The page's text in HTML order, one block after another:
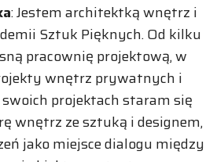
: Jestem architektką wnętrz i
Sztuk Pięknych. Od kilku
pracownię projektową, w
wnętrz prywatnych i
projektach staram się
wnętrz ze sztuką i designem,
jako miejsce dialogu między